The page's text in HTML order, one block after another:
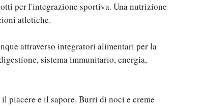
per l'integrazione sportiva. Una nutrizione
atletiche.
attraverso integratori alimentari per la
sistema immunitario, energia,
piacere e il sapore. Burri di noci e creme